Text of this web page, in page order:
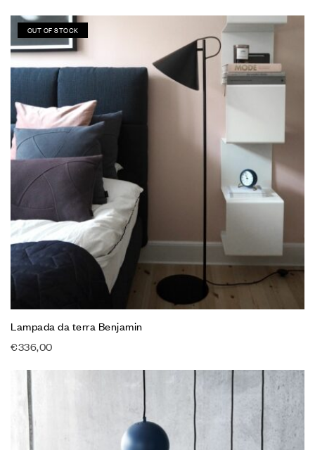
OUT OF STOCK
Lampada da terra Benjamin
€336,00